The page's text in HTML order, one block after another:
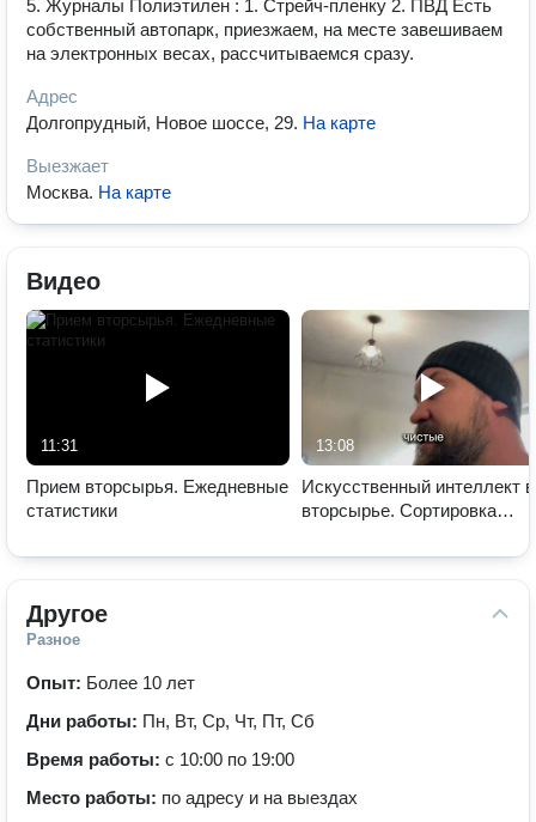
5. Журналы Полиэтилен : 1. Стрейч-пленку 2. ПВД Есть
собственный автопарк, приезжаем, на месте завешиваем
на электронных весах, рaccчитывaeмcя cрaзy.
Адрес
Долгопрудный, Новое шоссе, 29. На карте
Выезжает
Москва. На карте
Видео
11:31
Прием вторсырья. Ежедневные
статистики
13:08
Искусственный интеллект
вторсырье. Сортировка
Другое
Разное
Опыт: Более 10 лет
Дни работы: Пн, Вт, Ср, Чт, Пт, Сб
Время работы: с 10:00 по 19:00
Место работы: по адресу и на выездах